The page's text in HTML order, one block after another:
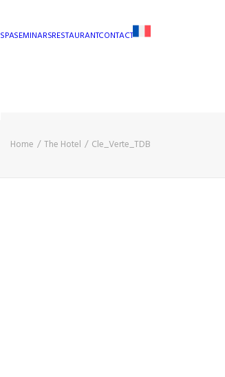
SPASEMINARSRESTAURANTCONTACT
Home The Hotel Cle_Verte_TDB